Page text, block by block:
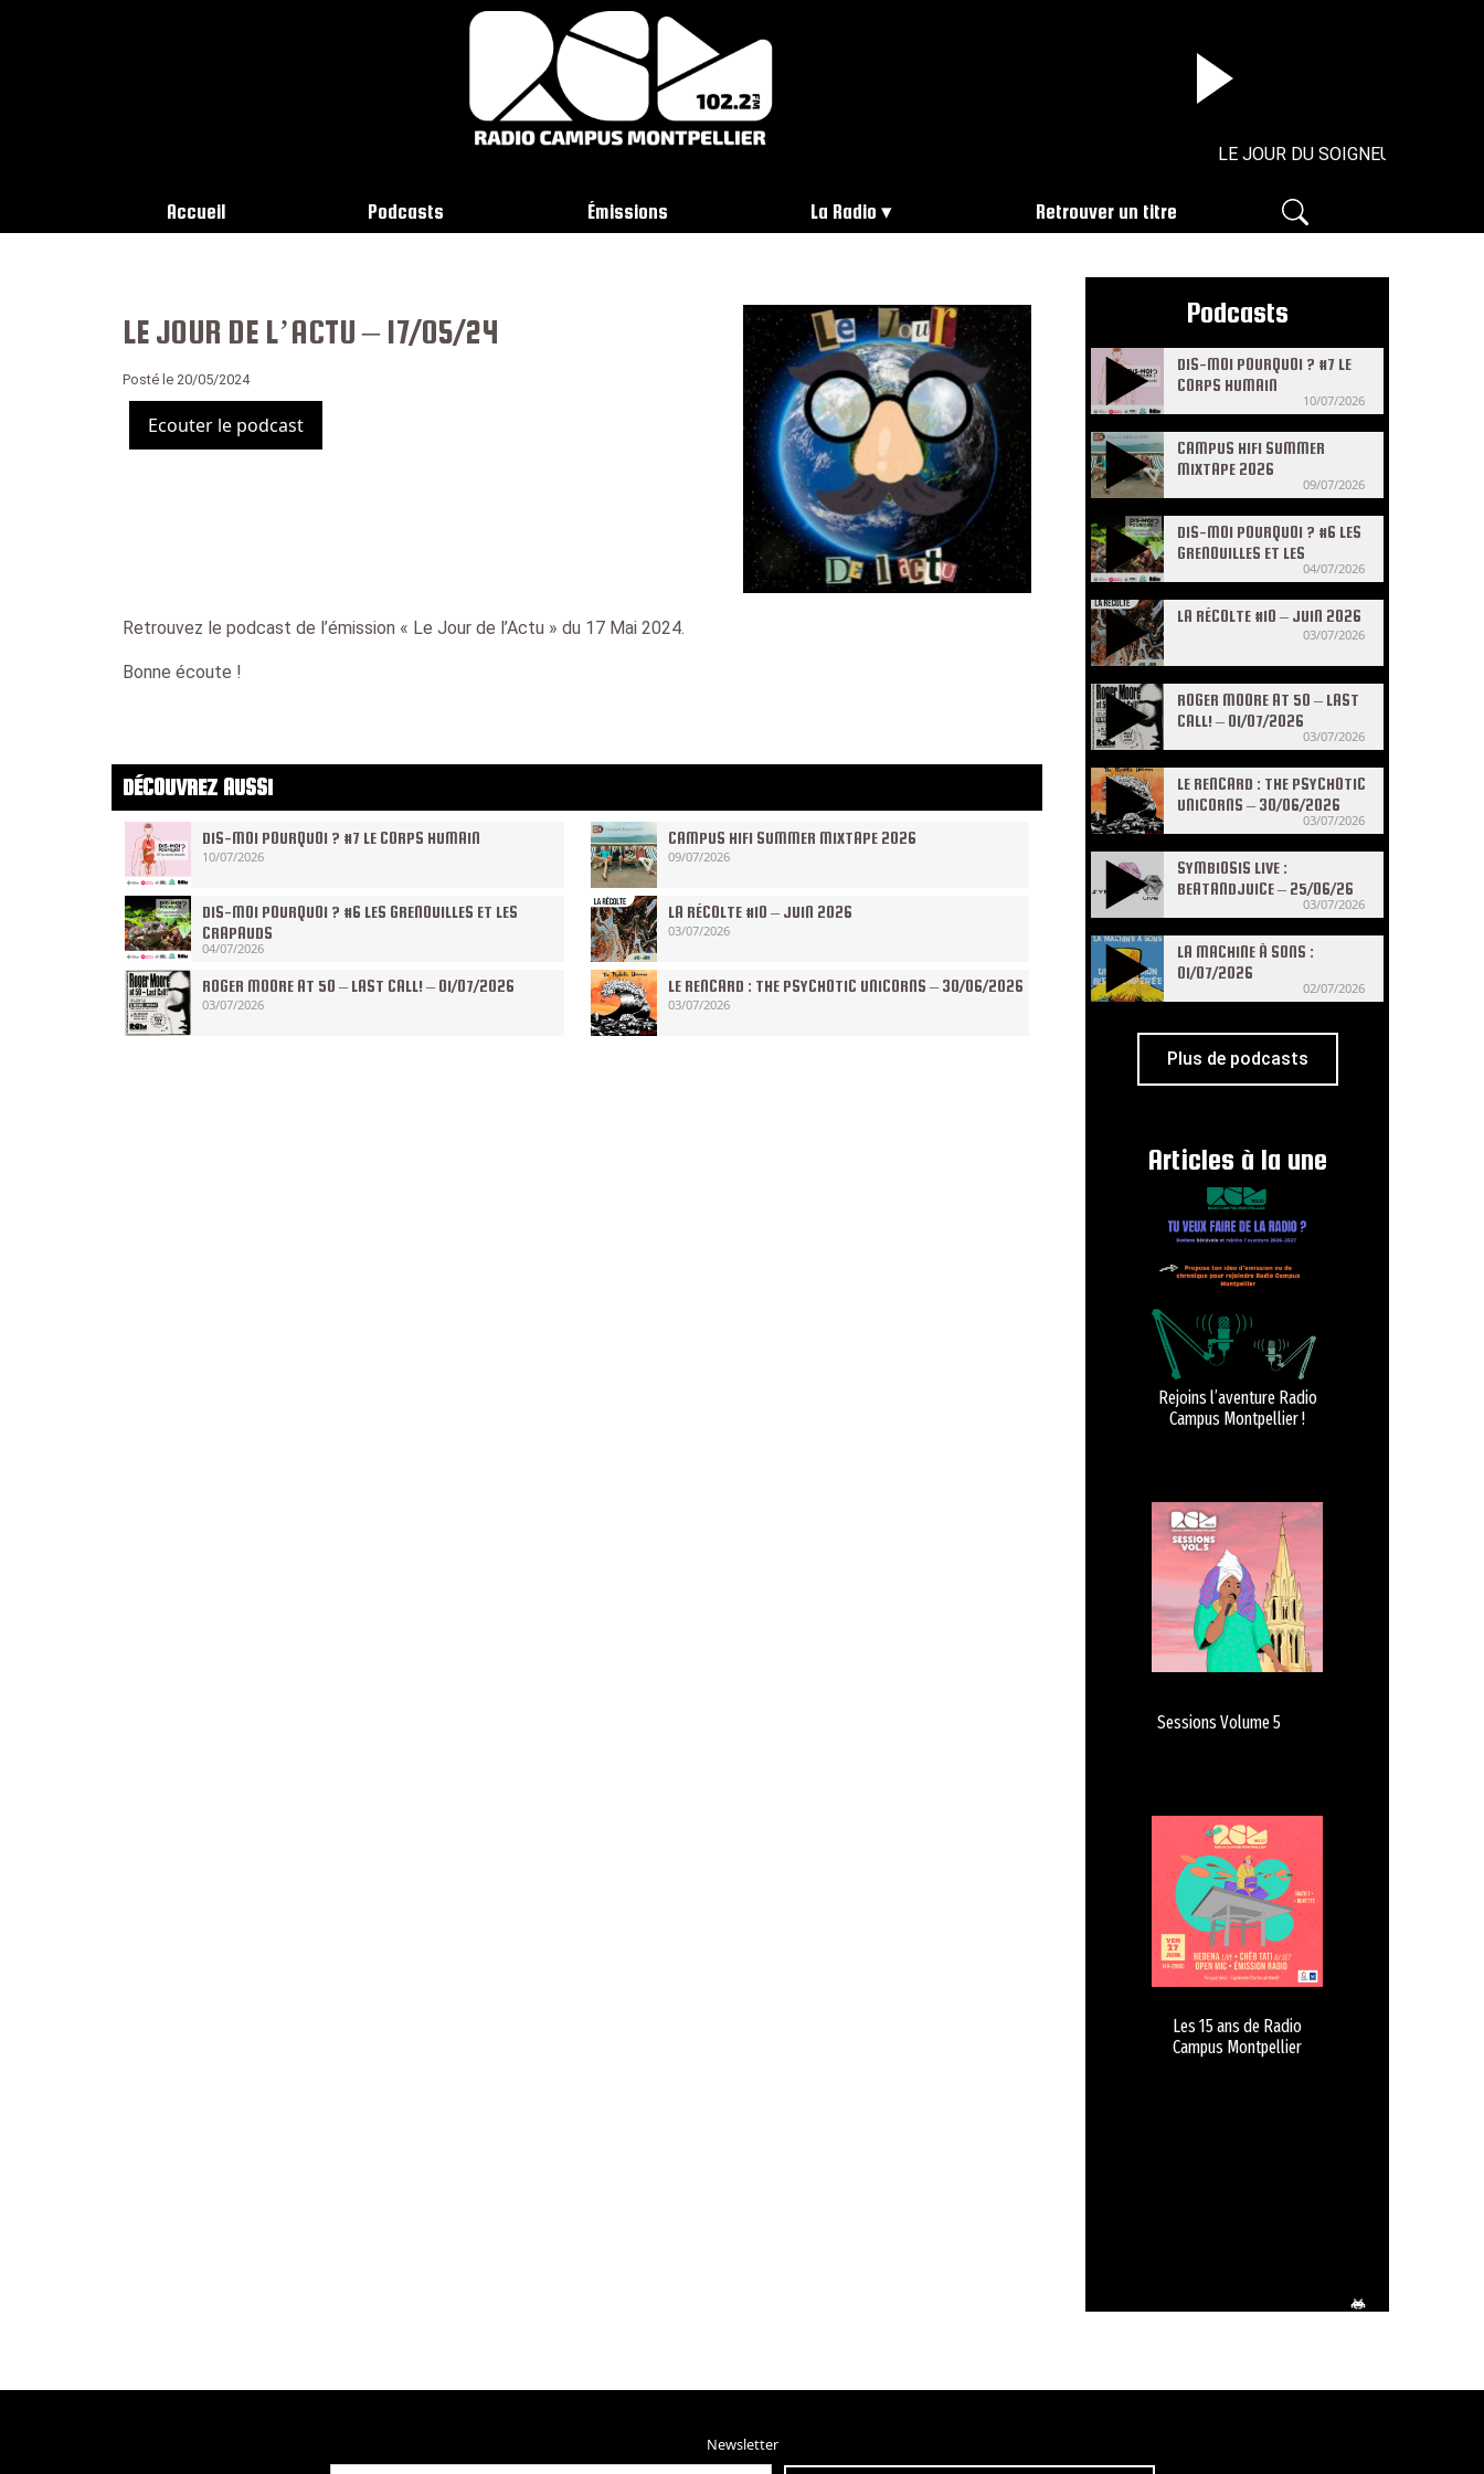
LE JOUR DU SOIGNEUR - N°35 -
Accueil Podcasts Émissions La Radio Retrouver un titre
LE JOUR DE L’ACTU – 17/05/24
Posté le 20/05/2024
Ecouter le podcast
Retrouvez le podcast de l’émission « Le Jour de l’Actu » du 17 Mai 2024.
Bonne écoute !
DÉCOUVREZ AUSSI
DIS-MOI POURQUOI ? #7 LE CORPS HUMAIN
10/07/2026
CAMPUS HIFI SUMMER MIXTAPE 2026
09/07/2026
DIS-MOI POURQUOI ? #6 LES GRENOUILLES ET LES
CRAPAUDS
04/07/2026
LA RÉCOLTE #10 – JUIN 2026
03/07/2026
ROGER MOORE AT 50 – LAST CALL! – 01/07/2026
03/07/2026
LE RENCARD : THE PSYCHOTIC UNICORNS – 30/06/2026
03/07/2026
Podcasts
DIS-MOI POURQUOI ? #7 LE
CORPS HUMAIN
10/07/2026
CAMPUS HIFI SUMMER
MIXTAPE 2026
09/07/2026
DIS-MOI POURQUOI ? #6 LES
GRENOUILLES ET LES
04/07/2026
LA RÉCOLTE #10 – JUIN 2026
03/07/2026
ROGER MOORE AT 50 – LAST
CALL! – 01/07/2026
03/07/2026
LE RENCARD : THE PSYCHOTIC
UNICORNS – 30/06/2026
03/07/2026
SYMBIOSIS LIVE :
BEATANDJUICE – 25/06/26
03/07/2026
LA MACHINE À SONS :
01/07/2026
02/07/2026
Plus de podcasts
Articles à la une
Rejoins l’aventure Radio
Campus Montpellier !
Sessions Volume 5
Les 15 ans de Radio
Campus Montpellier
Newsletter